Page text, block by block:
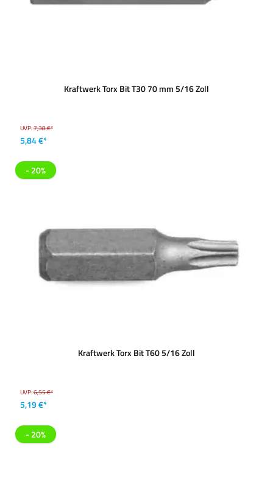
Kraftwerk Torx Bit T30 70 mm 5/16 Zoll
UVP:7,38 €*
5,84 €*
- 20%
Kraftwerk Torx Bit T60 5/16 Zoll
UVP:6,55 €*
5,19 €*
- 20%